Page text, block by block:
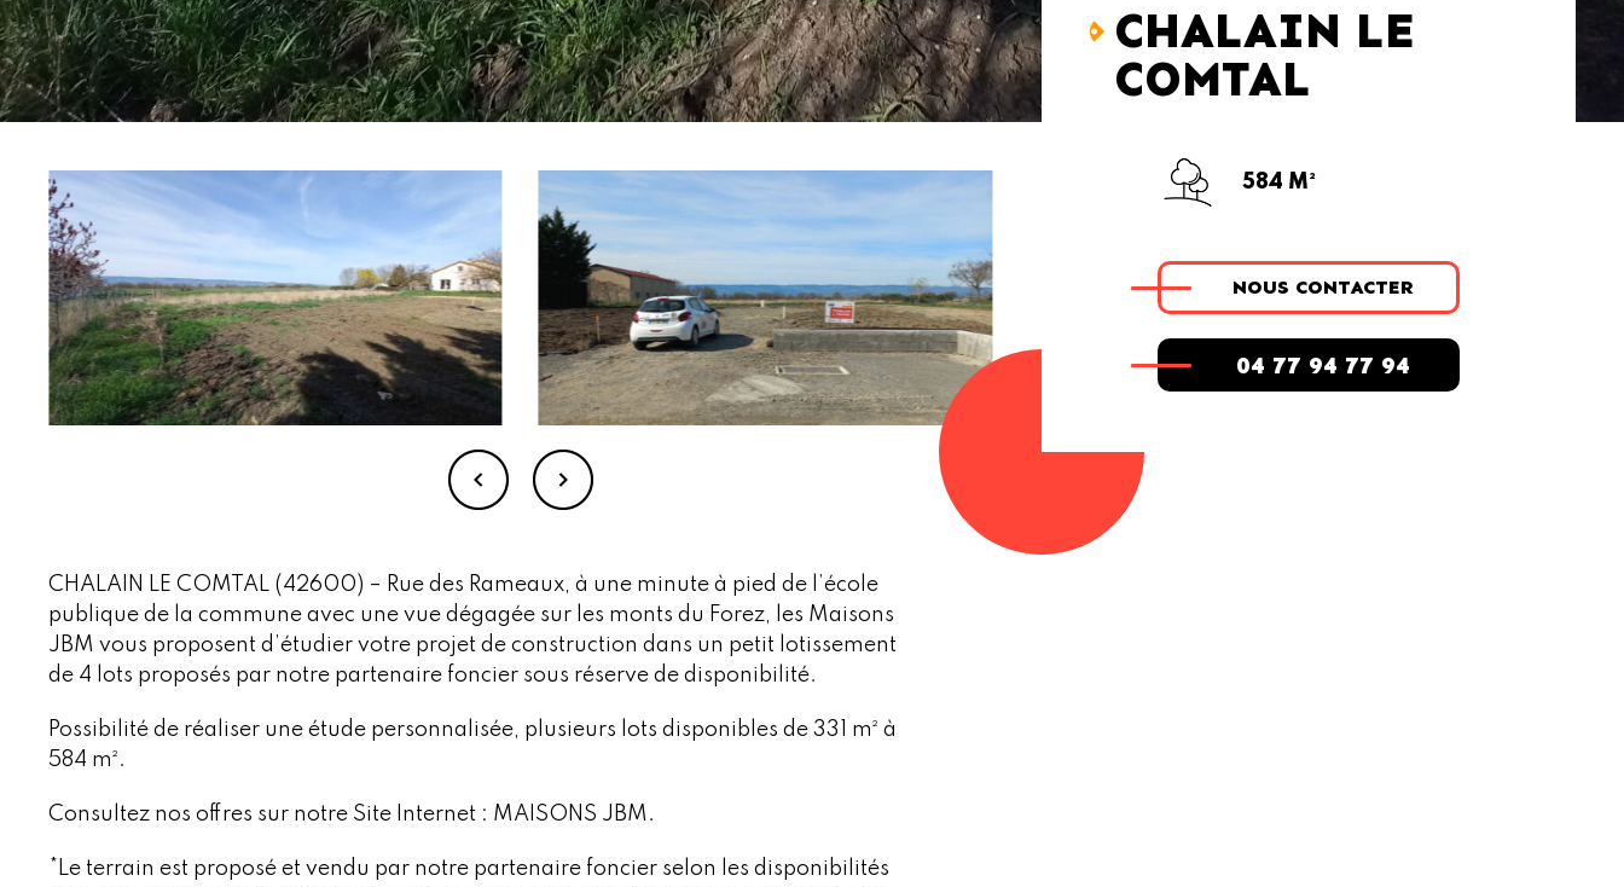
CHALAIN LE COMTAL (42600) – Rue des Rameaux, à une minute à pied de l’école
publique de la commune avec une vue dégagée sur les monts du Forez, les Maisons
JBM vous proposent d’étudier votre projet de construction dans un petit lotissement
de 4 lots proposés par notre partenaire foncier sous réserve de disponibilité.
Possibilité de réaliser une étude personnalisée, plusieurs lots disponibles de 331 m² à
584 m².
Consultez nos offres sur notre Site Internet : MAISONS JBM.
*Le terrain est proposé et vendu par notre partenaire foncier selon les disponibilités
CHALAIN LE
COMTAL
584 M²
NOUS CONTACTER
04 77 94 77 94